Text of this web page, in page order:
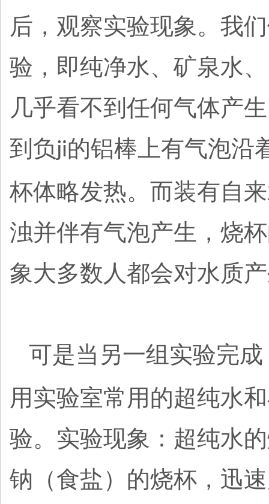
后，观察实验现象。我
验，即纯净水、矿泉水
几乎看不到任何气体产
到负ji的铝棒上有气泡沿
杯体略发热。而装有自
浊并伴有气泡产生，烧
象大多数人都会对水质
可是当另一组实验完
用实验室常用的超纯水
验。实验现象：超纯水
钠（食盐）的烧杯，迅